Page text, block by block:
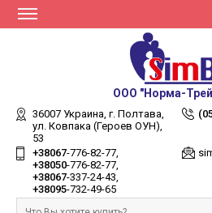
ООО "Норма-
36007 Украина, г. Полтава,
ул. Ковпака (Героев ОУН),
53
+38067-776-82-77
+38050-776-82-77
+38067-337-24-43
+38095-732-49-65